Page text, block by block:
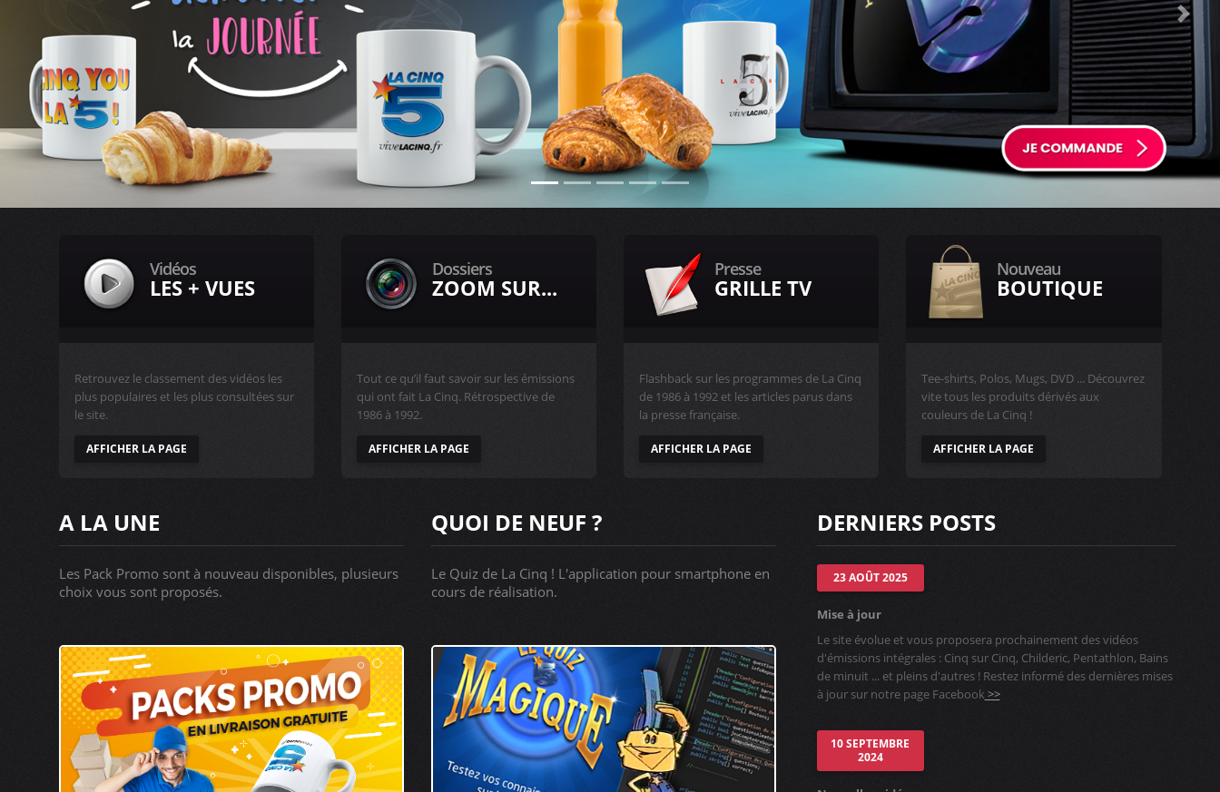
Next
Vidéos
LES + VUES
Retrouvez le classement des vidéos les
plus populaires et les plus consultées sur
le site.
AFFICHER LA PAGE
Dossiers
ZOOM SUR...
Tout ce qu’il faut savoir sur les émissions
qui ont fait La Cinq. Rétrospective de
1986 à 1992.
AFFICHER LA PAGE
Presse
GRILLE TV
Flashback sur les programmes de La Cinq
de 1986 à 1992 et les articles parus dans
la presse française.
AFFICHER LA PAGE
Nouveau
BOUTIQUE
Tee-shirts, Polos, Mugs, DVD ... Découvrez
vite tous les produits dérivés aux
couleurs de La Cinq !
AFFICHER LA PAGE
A LA UNE
Les Pack Promo sont à nouveau disponibles, plusieurs
choix vous sont proposés.
QUOI DE NEUF ?
Le Quiz de La Cinq ! L'application pour smartphone en
cours de réalisation.
DERNIERS POSTS
23 AOÛT 2025
Mise à jour
Le site évolue et vous proposera prochainement des vidéos
d'émissions intégrales : Cinq sur Cinq, Childeric, Pentathlon, Bains
de minuit ... et pleins d'autres ! Restez informé des dernières mises
à jour sur notre page Facebook>>
10 SEPTEMBRE
2024